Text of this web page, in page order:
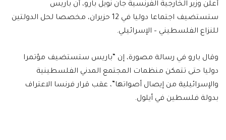
أعلن وزير الخارجية الفرنسية جان نويل بارو، أن باريس
ستستضيف اجتماعا دوليا في 12 حزيران، مخصصا لحل الدولتين
للنزاع الفلسطيني – الإسرائيلي.
وقال بارو في رسالة مصورة، إن “باريس ستستضيف مؤتمرا
دوليا حتى تتمكن منظمات المجتمع المدني الفلسطينية
والإسرائيلية من إيصال أصواتها”، عقب قرار فرنسا الاعتراف
بدولة فلسطين في أيلول.